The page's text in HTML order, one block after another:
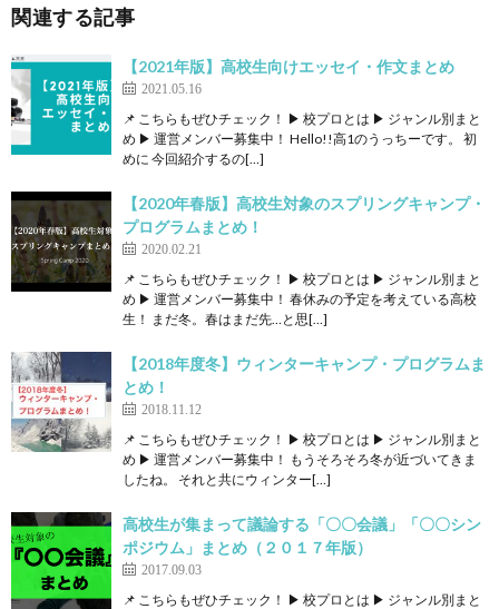
関連する記事
【2021年版】高校生向けエッセイ・作文まとめ
2021.05.16
📌 こちらもぜひチェック！ ▶ 校プロとは ▶ ジャンル別まと
め ▶ 運営メンバー募集中！ Hello!!高1のうっちーです。 初
めに 今回紹介するの[…]
【2020年春版】高校生対象のスプリングキャンプ・
プログラムまとめ！
2020.02.21
📌 こちらもぜひチェック！ ▶ 校プロとは ▶ ジャンル別まと
め ▶ 運営メンバー募集中！ 春休みの予定を考えている高校
生！ まだ冬。春はまだ先…と思[…]
【2018年度冬】ウィンターキャンプ・プログラムま
とめ！
2018.11.12
📌 こちらもぜひチェック！ ▶ 校プロとは ▶ ジャンル別まと
め ▶ 運営メンバー募集中！ もうそろそろ冬が近づいてきま
したね。 それと共にウィンター[…]
高校生が集まって議論する「〇〇会議」「〇〇シン
ポジウム」まとめ（２０１７年版）
2017.09.03
📌 こちらもぜひチェック！ ▶ 校プロとは ▶ ジャンル別まと